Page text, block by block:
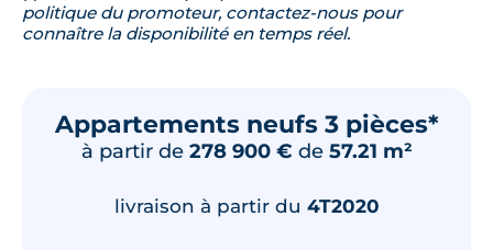
politique du promoteur, contactez-nous pour
connaître la disponibilité en temps réel.
Appartements neufs 3 pièces*
à partir de 278 900 € de 57.21 m²
livraison à partir du 4T2020